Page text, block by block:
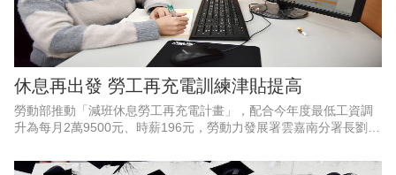
休息再出發 勞工再充電訓練津貼提高
勞動部推動「減班休息勞工再充電計畫」，配合今年度最低工資調
升為每月2萬9500元、時薪196元，勞動力發展署雲嘉南分署長劉邦
間穩定生活、強化職